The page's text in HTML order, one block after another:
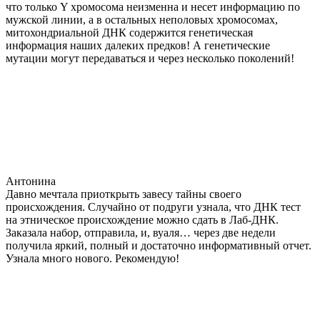
что только Y хромосома неизменна и несет информацию по
мужской линии, а в остальных неполовых хромосомах,
митохондриальной ДНК содержится генетическая
информация наших далеких предков! А генетические
мутации могут передаваться и через несколько поколений!
Антонина
Давно мечтала приоткрыть завесу тайны своего
происхождения. Случайно от подруги узнала, что ДНК тест
на этническое происхождение можно сдать в Лаб-ДНК.
Заказала набор, отправила, и, вуаля… через две недели
получила яркий, полный и достаточно информативный отчет.
Узнала много нового. Рекомендую!